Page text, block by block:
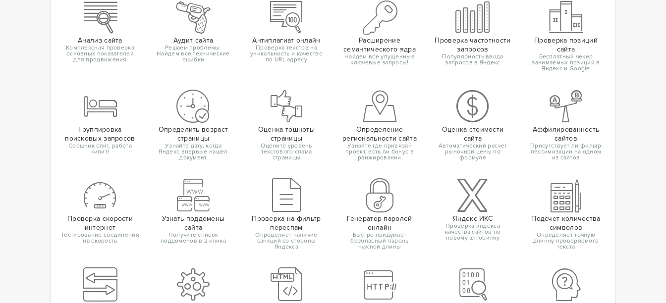
Анализ сайта
Комплексная проверка
основных показателей
для продвижения
Аудит сайта
Решаем проблемы.
Найдем все технические
ошибки
Антиплагиат онлайн
Проверка текстов на
уникальность и качество
по URL адресу
Расширение
семантического ядра
Найдем все упущенные
ключевые запросы!
Проверка частотности
запросов
Популярность ввода
запросов в Яндекс
Проверка позиций
сайта
Бесплатный чекер
занимаемых позиций в
Яндекс и Google
Группировка
поисковых запросов
Сеошник спит, работа
кипит!
Определить возраст
страницы
Узнайте дату, когда
Яндекс впервые нашел
документ
Оценка тошноты
страницы
Оцените уровень
текстового спама
страницы
Определение
региональности сайта
Узнайте где привязан
проект, есть ли бонус в
ранжировании
Оценка стоимости
сайта
Автоматический расчет
рыночной цены по
формуле
Аффилированность
сайтов
Присутствует ли фильтр
пессимизации на одном
из сайтов
Проверка скорости
интернет
Тестирование соединения
на скорость
Узнать поддомены
сайта
Получите список
поддоменов в 2 клика
Проверка на фильтр
переспам
Определяет наличие
санкций со стороны
Яндекса
Генератор паролей
онлайн
Быстро придумает
безопасный пароль
нужной длины
Яндекс ИКС
Проверка индекса
качества сайтов по
новому алгоритму
Подсчет количества
символов
Определяет точную
длинну проверяемого
текста